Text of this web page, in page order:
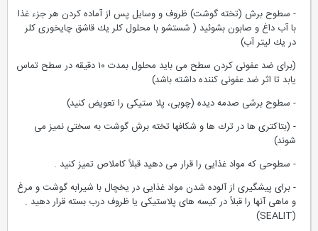
- سطوح برش (تخته گوشت) ظروف و وسایل پس از آماده كردن هر جزء غذا
با آب داغ و صابون بشوئید ( شستشو با محلول كلر یك قاشق چایخوری كلر
در یك لیتر آب)
(برای ضد عفونی كردن سطح می باید محلول بمدت ۱۰ دقیقه در سطح تماس
یابد تا اثر ضد عفونی كننده داشته باشد)
- سطوح برشی صدمه دیده (چوبی، پلا ستیكی را تعویض كنید)
- (بتاكتری ها در ترك ها و شكافها تخته برش گوشت به سختی نمیز می
شوند)
- سطوحی كه مواد غذایی را قرار می دهید قبلاً كاملاص تمیز كنید .
- برای پیشگیری از آلوده شدن مواد غذایی در یخچال با شیرابه گوشت و مرغ
و ماهی آنها را قبلاً در كیسه های پلاستیكی یا ظروف درب بسته قرار دهید .